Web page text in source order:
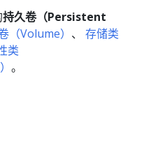
持久卷（Persistent
（Volume） 、 存储类
类
。